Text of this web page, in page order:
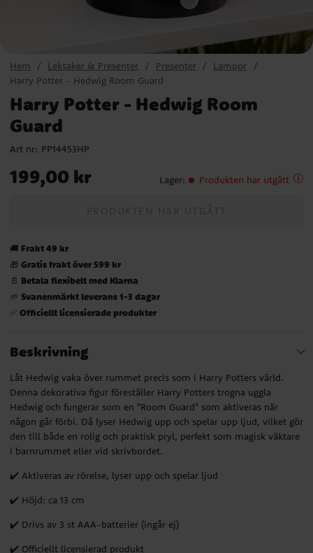
Hem Leksaker & Presenter Presenter
Lampor
Harry Potter - Hedwig Room Guard
Harry Potter - Hedwig Room
Guard
Art nr: PP14453HP
Pris:199,00 kr
199,00 kr Lager: Produkten har utgått
🚚 Frakt 49 kr
🎁 Gratis frakt över 599 kr
📄 Betala flexibelt med Klarna
🌱 Svanenmärkt leverans 1-3 dagar
✅ Officiellt licensierade produkter
Beskrivning
Låt Hedwig vaka över rummet precis som i Harry Potters värld.
Denna dekorativa figur föreställer Harry Potters trogna uggla
Hedwig och fungerar som en "Room Guard" som aktiveras när
någon går förbi. Då lyser Hedwig upp och spelar upp ljud, vilket gör
den till både en rolig och praktisk pryl, perfekt som magisk väktare
i barnrummet eller vid skrivbordet.
✔️ Aktiveras av rörelse, lyser upp och spelar ljud
✔️ Höjd: ca 13 cm
✔️ Drivs av 3 st AAA-batterier (ingår ej)
✔️ Officiellt licensierad produkt